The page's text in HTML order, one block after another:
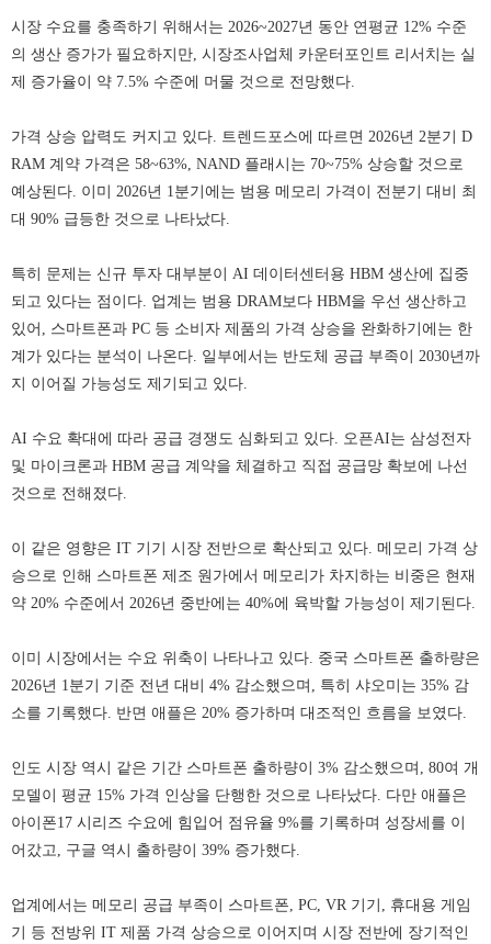
시장 수요를 충족하기 위해서는 2026~2027년 동안 연평균 12% 수준
의 생산 증가가 필요하지만, 시장조사업체 카운터포인트 리서치는 실
제 증가율이 약 7.5% 수준에 머물 것으로 전망했다.
가격 상승 압력도 커지고 있다. 트렌드포스에 따르면 2026년 2분기 D
RAM 계약 가격은 58~63%, NAND 플래시는 70~75% 상승할 것으로
예상된다. 이미 2026년 1분기에는 범용 메모리 가격이 전분기 대비 최
대 90% 급등한 것으로 나타났다.
특히 문제는 신규 투자 대부분이 AI 데이터센터용 HBM 생산에 집중
되고 있다는 점이다. 업계는 범용 DRAM보다 HBM을 우선 생산하고
있어, 스마트폰과 PC 등 소비자 제품의 가격 상승을 완화하기에는 한
계가 있다는 분석이 나온다. 일부에서는 반도체 공급 부족이 2030년까
지 이어질 가능성도 제기되고 있다.
AI 수요 확대에 따라 공급 경쟁도 심화되고 있다. 오픈AI는 삼성전자
및 마이크론과 HBM 공급 계약을 체결하고 직접 공급망 확보에 나선
것으로 전해졌다.
이 같은 영향은 IT 기기 시장 전반으로 확산되고 있다. 메모리 가격 상
승으로 인해 스마트폰 제조 원가에서 메모리가 차지하는 비중은 현재
약 20% 수준에서 2026년 중반에는 40%에 육박할 가능성이 제기된다.
이미 시장에서는 수요 위축이 나타나고 있다. 중국 스마트폰 출하량은
2026년 1분기 기준 전년 대비 4% 감소했으며, 특히 샤오미는 35% 감
소를 기록했다. 반면 애플은 20% 증가하며 대조적인 흐름을 보였다.
인도 시장 역시 같은 기간 스마트폰 출하량이 3% 감소했으며, 80여 개
모델이 평균 15% 가격 인상을 단행한 것으로 나타났다. 다만 애플은
아이폰17 시리즈 수요에 힘입어 점유율 9%를 기록하며 성장세를 이
어갔고, 구글 역시 출하량이 39% 증가했다.
업계에서는 메모리 공급 부족이 스마트폰, PC, VR 기기, 휴대용 게임
기 등 전방위 IT 제품 가격 상승으로 이어지며 시장 전반에 장기적인